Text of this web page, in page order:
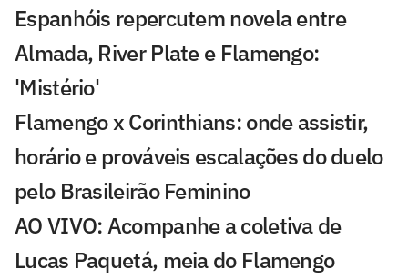
Espanhóis repercutem novela entre
Almada, River Plate e Flamengo:
'Mistério'
Flamengo x Corinthians: onde assistir,
horário e prováveis escalações do duelo
pelo Brasileirão Feminino
AO VIVO: Acompanhe a coletiva de
Lucas Paquetá, meia do Flamengo